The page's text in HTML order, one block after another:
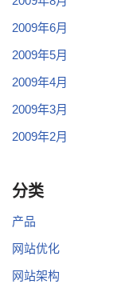
2009年6月
2009年5月
2009年4月
2009年3月
2009年2月
分类
产品
网站优化
网站架构